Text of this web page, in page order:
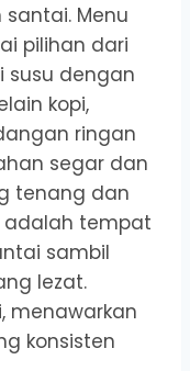
Menu
pilihan dari
susu dengan
kopi,
ringan
segar dan
tenang dan
adalah tempat
sambil
lezat.
menawarkan
konsisten